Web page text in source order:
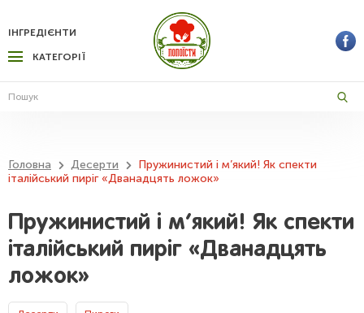
КАТЕГОРІЇ
ІНГРЕДІЄНТИ
Головна Десерти
Пружинистий і м’який! Як спекти
італійський пиріг «Дванадцять ложок»
Пружинистий і м’який! Як спекти
італійський пиріг «Дванадцять
ложок»